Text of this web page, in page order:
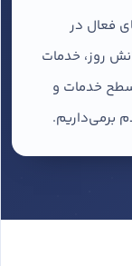
فعال در
روز، خدمات
سطح خدمات و
برمی‌داریم.